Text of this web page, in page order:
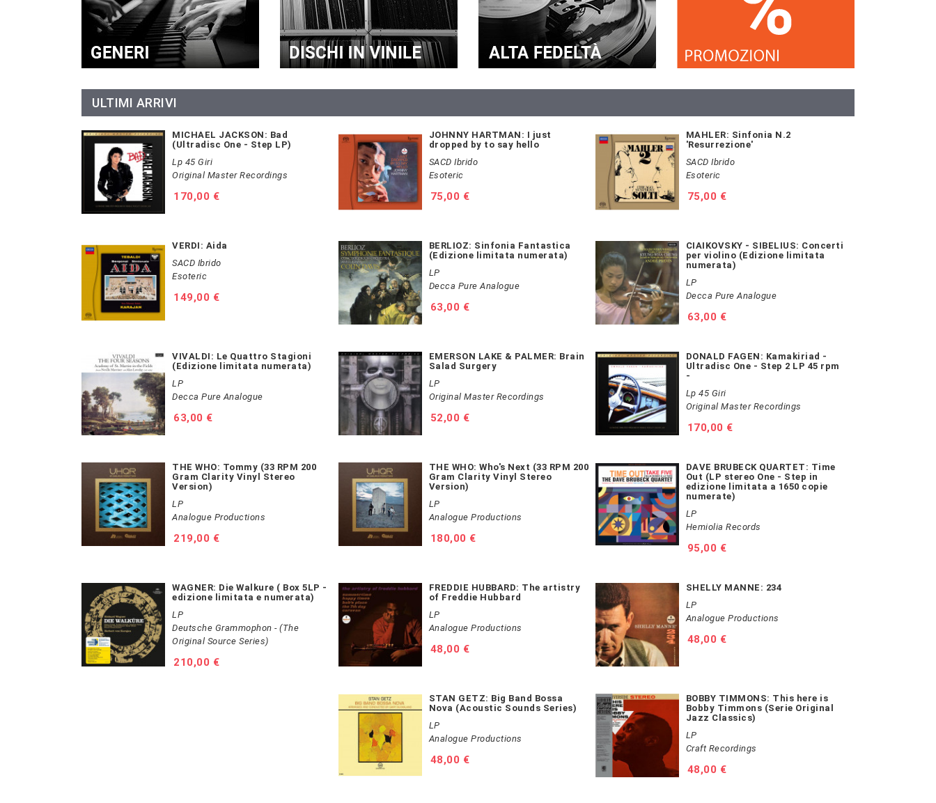
ULTIMI ARRIVI
MICHAEL JACKSON: Bad
(Ultradisc One - Step LP)
Lp 45 Giri
Original Master Recordings
Prezzo
170,00 €
JOHNNY HARTMAN: I just
dropped by to say hello
SACD Ibrido
Esoteric
Prezzo
75,00 €
MAHLER: Sinfonia N.2
'Resurrezione'
SACD Ibrido
Esoteric
Prezzo
75,00 €
VERDI: Aida
SACD Ibrido
Esoteric
Prezzo
149,00 €
BERLIOZ: Sinfonia Fantastica
(Edizione limitata numerata)
LP
Decca Pure Analogue
Prezzo
63,00 €
CIAIKOVSKY - SIBELIUS: Concerti
per violino (Edizione limitata
numerata)
LP
Decca Pure Analogue
Prezzo
63,00 €
VIVALDI: Le Quattro Stagioni
(Edizione limitata numerata)
LP
Decca Pure Analogue
Prezzo
63,00 €
EMERSON LAKE & PALMER: Brain
Salad Surgery
LP
Original Master Recordings
Prezzo
52,00 €
DONALD FAGEN: Kamakiriad -
Ultradisc One - Step 2 LP 45 rpm
-
Lp 45 Giri
Original Master Recordings
Prezzo
170,00 €
THE WHO: Tommy (33 RPM 200
Gram Clarity Vinyl Stereo
Version)
LP
Analogue Productions
Prezzo
219,00 €
THE WHO: Who's Next (33 RPM 200
Gram Clarity Vinyl Stereo
Version)
LP
Analogue Productions
Prezzo
180,00 €
DAVE BRUBECK QUARTET: Time
Out (LP stereo One - Step in
edizione limitata a 1650 copie
numerate)
LP
Hemiolia Records
Prezzo
95,00 €
WAGNER: Die Walkure ( Box 5LP -
edizione limitata e numerata)
LP
Deutsche Grammophon - (The
Original Source Series)
Prezzo
210,00 €
FREDDIE HUBBARD: The artistry
of Freddie Hubbard
LP
Analogue Productions
Prezzo
48,00 €
SHELLY MANNE: 234
LP
Analogue Productions
Prezzo
48,00 €
STAN GETZ: Big Band Bossa
Nova (Acoustic Sounds Series)
LP
Analogue Productions
Prezzo
48,00 €
BOBBY TIMMONS: This here is
Bobby Timmons (Serie Original
Jazz Classics)
LP
Craft Recordings
Prezzo
48,00 €